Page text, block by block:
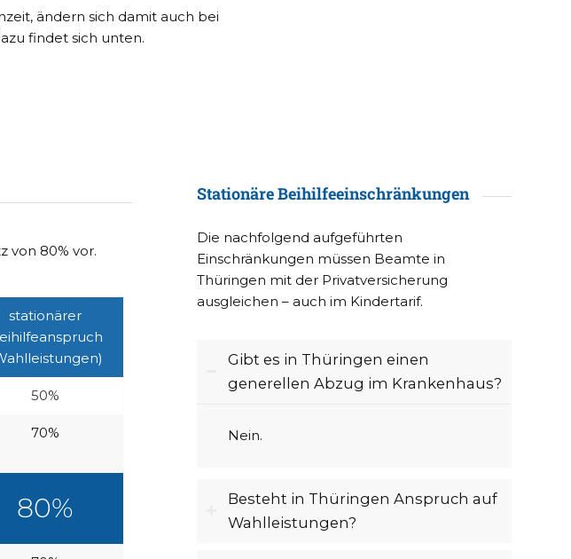
ändern sich damit auch bei
findet sich unten.
von 80% vor.
stationärer
50%
70%
80%
Stationäre Beihilfeeinschränkungen
Die nachfolgend aufgeführten
Einschränkungen müssen Beamte in
Thüringen mit der Privatversicherung
ausgleichen – auch im Kindertarif.
Gibt es in Thüringen einen
generellen Abzug im Krankenhaus?
Nein.
Besteht in Thüringen Anspruch auf
Wahlleistungen?